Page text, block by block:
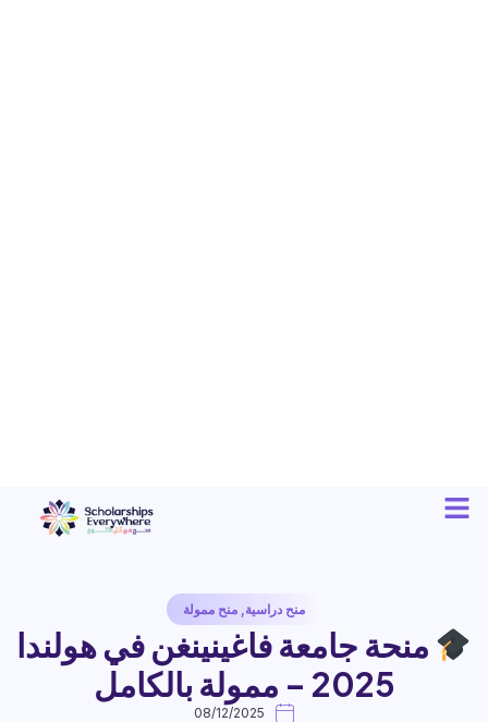
منح دراسية, منح ممولة
منحة جامعة فاغينينغن في هولندا
2025 – ممولة بالكامل
08/12/2025